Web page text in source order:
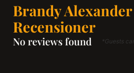
Brandy
Recensioner
No reviews found *Guests